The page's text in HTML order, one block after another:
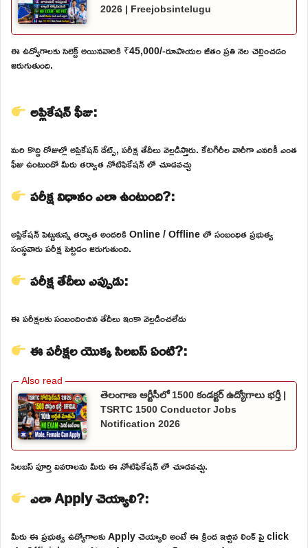
2026 | Freejobsintelugu
ఈ ఉద్యోగాలకు సెలెక్ట్ అయినవారికి ₹45,000/-రూపాయల జీతం ప్రతి నెల చెల్లించడం
జరుగుతుంది.
అప్లికేషన్ ఫీజు:
మరి కొద్ది రోజుల్లో అప్లికేషన్ డేట్స్, పరీక్ష తేదీలు వెల్లడిస్తారు. కేటగిరీల వారీగా ఎవరికీ ఎంత
ఫీజు ఉంటుందో మీరు తర్వాత నోటిఫికేషన్ లో చూడవచ్చు
పరీక్ష విధానం ఎలా ఉంటుంది?:
అప్లికేషన్ పెట్టుకున్న తర్వాత అందరికి Online / Offline లో సంబంధిత ప్రభుత్వ
సంస్థవారు పరీక్ష పెట్టడం జరుగుతుంది.
పరీక్ష తేదీలు ఎప్పుడు:
ఈ పరీక్షలకు సంబందించిన తేదీలు ఇంకా వెల్లడించలేదు
ఈ పరీక్షల యొక్క సిలబస్ ఏంటి?:
తెలంగాణ ఆర్టీసీలో 1500 కండక్టర్ ఉద్యోగాలు భర్తీ |
TSRTC 1500 Conductor Jobs
Notification 2026
సిలబస్ పూర్తి వివరాలను మీరు ఈ నోటిఫికేషన్ లో చూడవచ్చు.
ఎలా Apply చెయ్యాలి?:
మీరు ఈ ప్రభుత్వ ఉద్యోగాలకు Apply చెయ్యాలి అంటే ఈ క్రింద ఇచ్చిన లింక్ పై click